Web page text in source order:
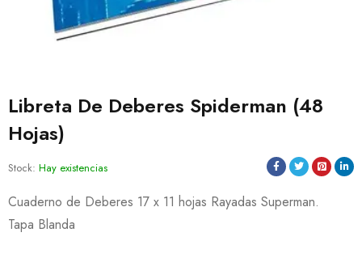
Libreta De Deberes Spiderman (48
Hojas)
Stock: Hay existencias
Cuaderno de Deberes 17 x 11 hojas Rayadas Superman.
Tapa Blanda